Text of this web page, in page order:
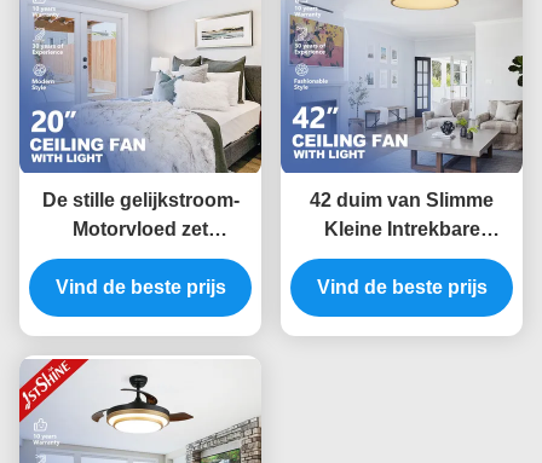
De stille gelijkstroom-
Motorvloed zet
Plafondventilator met
Lichten, Lage
Profielventilator voor
Vind de beste prijs
42 duim van Slimme
Kleine Intrekbare
LEIDENE de Lichte
Controle
Plafondventilatorwifi
Vind de beste prijs